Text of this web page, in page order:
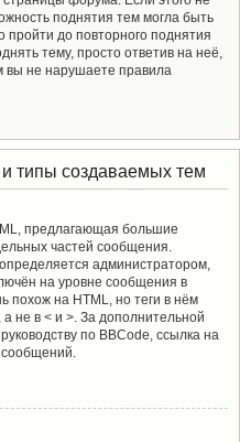
поднятия тем могла быть
до повторного поднятия
тему, просто ответив на неё,
вы не нарушаете правила
типы создаваемых тем
предлагающая большие
частей сообщения.
администратором,
на уровне сообщения в
похож на HTML, но теги в нём
не в < и >. За дополнительной
по BBCode, ссылка на
сообщений.